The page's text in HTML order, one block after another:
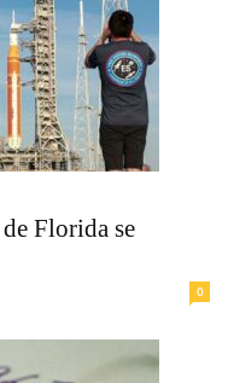
Florida se
0